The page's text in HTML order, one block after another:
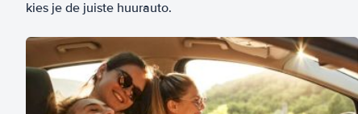
kies je de juiste huurauto.